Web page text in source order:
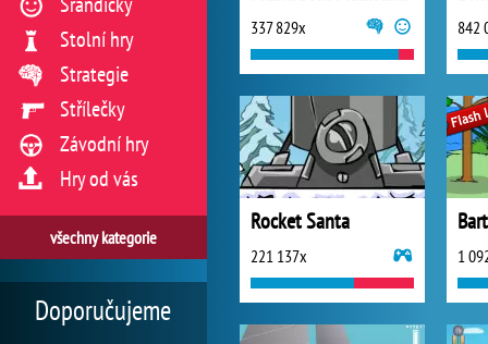
337 829x 842
Rocket Santa
221 137x 1
Stolní hry
Strategie
Střílečky
Závodní hry
Hry od vás
všechny kategorie
Doporučujeme